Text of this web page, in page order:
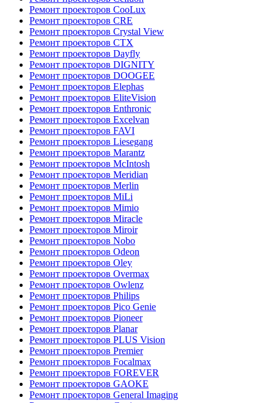
Ремонт проекторов CooLux
Ремонт проекторов CRE
Ремонт проекторов Crystal View
Ремонт проекторов CTX
Ремонт проекторов Dayfly
Ремонт проекторов DIGNITY
Ремонт проекторов DOOGEE
Ремонт проекторов Elephas
Ремонт проекторов EliteVision
Ремонт проекторов Enthronic
Ремонт проекторов Excelvan
Ремонт проекторов FAVI
Ремонт проекторов Liesegang
Ремонт проекторов Marantz
Ремонт проекторов McIntosh
Ремонт проекторов Meridian
Ремонт проекторов Merlin
Ремонт проекторов MiLi
Ремонт проекторов Mimio
Ремонт проекторов Miracle
Ремонт проекторов Miroir
Ремонт проекторов Nobo
Ремонт проекторов Odeon
Ремонт проекторов Oley
Ремонт проекторов Overmax
Ремонт проекторов Owlenz
Ремонт проекторов Philips
Ремонт проекторов Pico Genie
Ремонт проекторов Pioneer
Ремонт проекторов Planar
Ремонт проекторов PLUS Vision
Ремонт проекторов Premier
Ремонт проекторов Focalmax
Ремонт проекторов FOREVER
Ремонт проекторов GAOKE
Ремонт проекторов General Imaging